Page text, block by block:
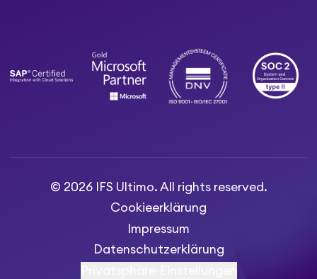
© 2026 IFS Ultimo. All rights reserved.
Cookieerklärung
Impressum
Datenschutzerklärung